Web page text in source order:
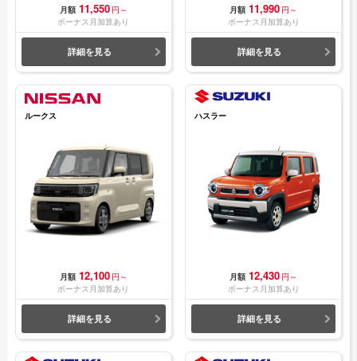
月額 11,550 円～
ボーナス月加算あり
詳細を見る
月額 11,990 円～
ボーナス月加算あり
詳細を見る
ルークス
月額 12,100 円～
ボーナス月加算あり
詳細を見る
ハスラー
月額 12,430 円～
ボーナス月加算あり
詳細を見る